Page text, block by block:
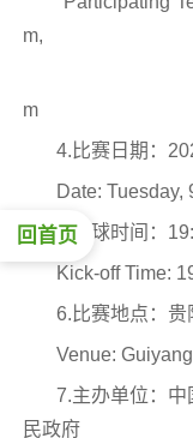
回首页
m,
Tajikistan
m
4.比赛日期：
Date: Tuesday,
5.开球时间：
Kick-off Time:
6.比赛地点：贵
Venue: Guiyang
7.主办单位：中
民政府